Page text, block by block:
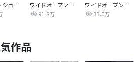
スイート・ショット
ワイドオープン【改訂版】
91.8万
ワイドオープン【完全版】
33.0万
作品